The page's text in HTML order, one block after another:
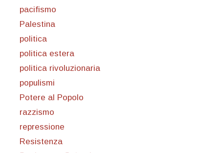
pacifismo
Palestina
politica
politica estera
politica rivoluzionaria
populismi
Potere al Popolo
razzismo
repressione
Resistenza